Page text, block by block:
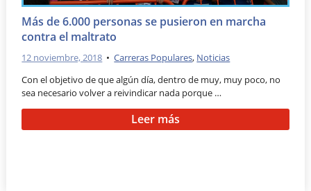
Más de 6.000 personas se pusieron en marcha
contra el maltrato
12 noviembre, 2018 •Carreras Populares, Noticias
Con el objetivo de que algún día, dentro de muy, muy poco, no
sea necesario volver a reivindicar nada porque …
Leer más